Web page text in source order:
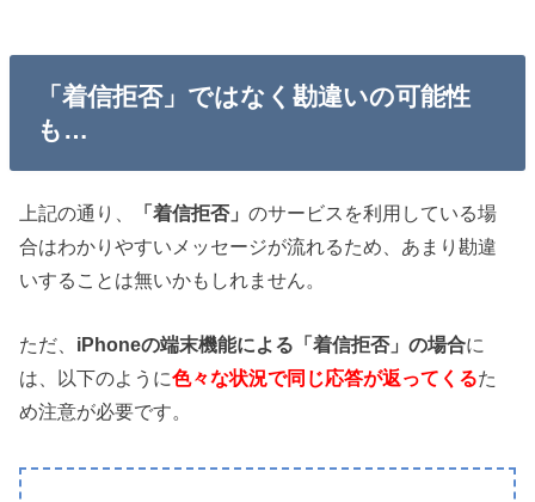
「着信拒否」ではなく勘違いの可能性
も…
上記の通り、 「着信拒否」のサービスを利用している場
合はわかりやすいメッセージが流れるため、あまり勘違
いすることは無いかもしれません。
ただ、 iPhoneの端末機能による「着信拒否」の場合に
は、以下のように色々な状況で同じ応答が返ってくるた
め注意が必要です。